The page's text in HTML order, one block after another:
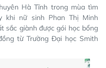
Hà Tĩnh trong mùa tìm
khi nữ sinh Phan Thị Minh
sắc giành được gói học bổng
từ Trường Đại học Smith